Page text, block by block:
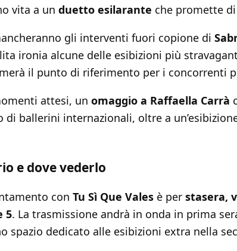
vita a un duetto esilarante che promette
gli interventi fuori copione di
ironia alcune delle esibizioni più
il punto di riferimento per i concorrenti
attesi, un omaggio a Raffaella Carrà
di ballerini internazionali, oltre a
e dove vederlo
con Tu Sì Que Vales è per stasera,
5. La trasmissione andrà in onda in prima
spazio dedicato alle esibizioni extra nella